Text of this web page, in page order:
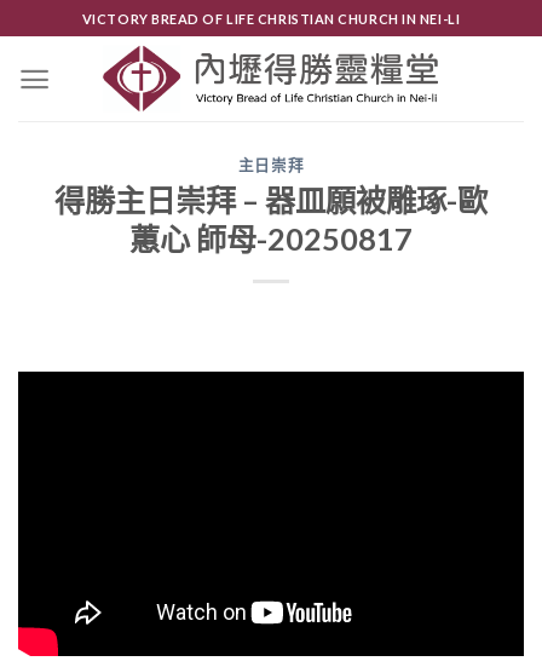
content
VICTORY BREAD OF LIFE CHRISTIAN CHURCH IN NEI-LI
主日崇拜
得勝主日崇拜 – 器皿願被雕琢-歐
蕙心 師母-20250817